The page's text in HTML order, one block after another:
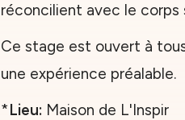
réconcilient avec le corps
Ce stage est ouvert à
une expérience préalable.
*Lieu: Maison de L'Inspir